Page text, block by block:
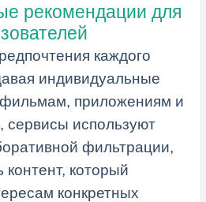
рекомендации для
каждого
индивидуальные
приложениям и
сервисы используют
фильтрации,
который
конкретных